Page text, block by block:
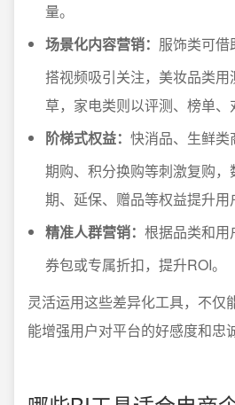
量。
场景化内容营销： 服饰类可借
搭视频吸引关注，美妆品类
草，家电类则以评测、榜单、
阶梯式权益： 快消品、生鲜类
期购、积分换购等刺激复购
期、延保、赠品等权益提升用
精准人群营销： 根据品类和用
券包或专属折扣，提升ROI。
灵活运用这些差异化工具，不仅
能增强用户对平台的好感度和忠